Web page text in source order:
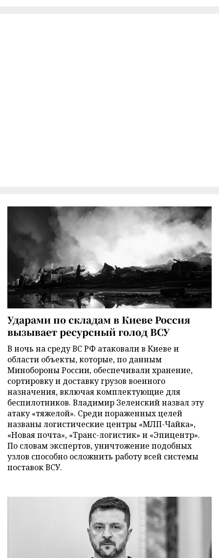
Ударами по складам в Киеве Россия
вызывает ресурсный голод ВСУ
В ночь на среду ВС РФ атаковали в Киеве и
области объекты, которые, по данным
Минобороны России, обеспечивали хранение,
сортировку и доставку грузов военного
назначения, включая комплектующие для
беспилотников. Владимир Зеленский назвал эту
атаку «тяжелой». Среди пораженных целей
названы логистические центры «МЛП-Чайка»,
«Новая почта», «Транс-логистик» и «Эпицентр».
По словам экспертов, уничтожение подобных
узлов способно осложнить работу всей системы
поставок ВСУ.